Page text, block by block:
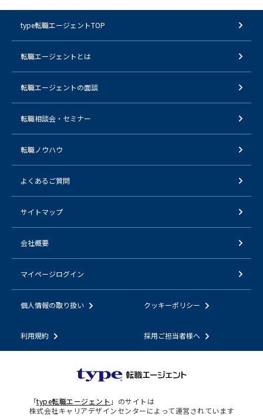
type転職エージェントTOP
転職エージェントとは
転職エージェントの面談
転職相談会・セミナー
転職ノウハウ
よくあるご質問
サイトマップ
会社概要
マイページログイン
個人情報の取り扱い クッキーポリシー
利用規約 採用ご担当者様へ
「type転職エージェント 」のサイトは
株式会社キャリアデザインセンターによって運営されています